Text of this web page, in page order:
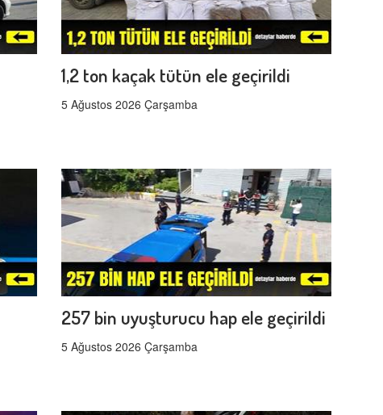
1,2 ton kaçak tütün ele geçirildi
5 Ağustos 2026 Çarşamba
257 bin uyuşturucu hap ele geçirildi
5 Ağustos 2026 Çarşamba